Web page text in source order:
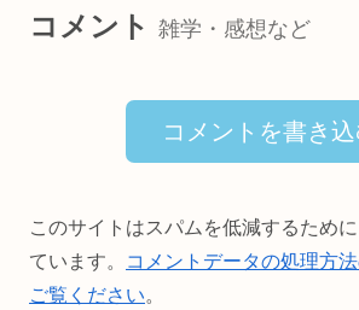
コメント 雑学・感想など
コメントを書き
このサイトはスパムを低減するため
ています。
コメントデータの処理方
ご覧ください。